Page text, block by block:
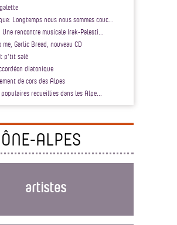
Longtemps nous nous sommes couc...
rencontre musicale Irak-Palesti...
Garlic Bread, nouveau CD
p'tit salé
diatonique
de cors des Alpes
recueillies dans les Alpe...
ALPES
artistes